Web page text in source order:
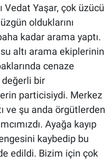
Vedat Yaşar, çok üzücü
olduklarını
kadar arama yaptı.
altı arama ekiplerinin
cenaze
bir
particisiydi. Merkez
ve şu anda örgütlerden
Ayağa kayıp
kaybedip bu
edildi. Bizim için çok